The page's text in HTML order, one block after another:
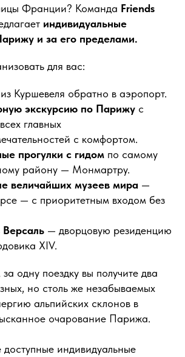
Франции? Команда Friends
индивидуальные
и за его пределами.
для вас:
из Куршевеля обратно в аэропорт.
экскурсию по Парижу с
главных
с комфортом.
прогулки с гидом по самому
району — Монмартру.
величайших музеев мира —
— с приоритетным входом без
Версаль — дворцовую резиденцию
XIV.
одну поездку вы получите два
но столь же незабываемых
альпийских склонов в
очарование Парижа.
доступные индивидуальные